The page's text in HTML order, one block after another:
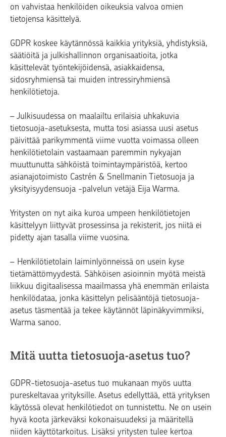
on vahvistaa henkilöiden oikeuksia valvoa omien
tietojensa käsittelyä.
GDPR koskee käytännössä kaikkia yrityksiä, yhdistyksiä,
säätiöitä ja julkishallinnon organisaatioita, jotka
käsittelevät työntekijöidensä, asiakkaidensa,
sidosryhmiensä tai muiden intressiryhmiensä
henkilötietoja.
– Julkisuudessa on maalailtu erilaisia uhkakuvia
tietosuoja-asetuksesta, mutta tosi asiassa uusi asetus
päivittää parikymmentä viime vuotta voimassa olleen
henkilötietolain vastaamaan paremmin nykyajan
muuttunutta sähköistä toimintaympäristöä, kertoo
asianajotoimisto Castrén & Snellmanin Tietosuoja ja
yksityisyydensuoja -palvelun vetäjä Eija Warma.
Yritysten on nyt aika kuroa umpeen henkilötietojen
käsittelyyn liittyvät prosessinsa ja rekisterit, jos niitä ei
pidetty ajan tasalla viime vuosina.
– Henkilötietolain laiminlyönneissä on usein kyse
tietämättömyydestä. Sähköisen asioinnin myötä meistä
liikkuu digitaalisessa maailmassa yhä enemmän erilaista
henkilödataa, jonka käsittelyn pelisääntöjä tietosuoja-
asetus täsmentää ja tekee käytännöt läpinäkyvimmiksi,
Warma sanoo.
Mitä uutta tietosuoja-asetus tuo?
GDPR-tietosuoja-asetus tuo mukanaan myös uutta
pureskeltavaa yrityksille. Asetus edellyttää, että yrityksen
käytössä olevat henkilötiedot on tunnistettu. Ne on usein
hyvä koota järkeväksi kokonaisuudeksi ja määritellä
niiden käyttötarkoitus. Lisäksi yritysten tulee kertoa